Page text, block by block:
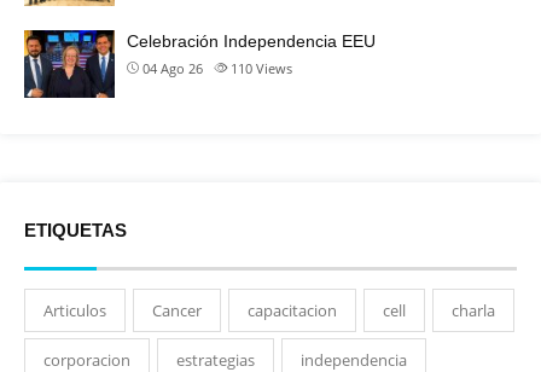
Celebración Independencia EEU
04 Ago 26 110 Views
ETIQUETAS
Articulos Cancer capacitacion cell charla
corporacion estrategias independencia